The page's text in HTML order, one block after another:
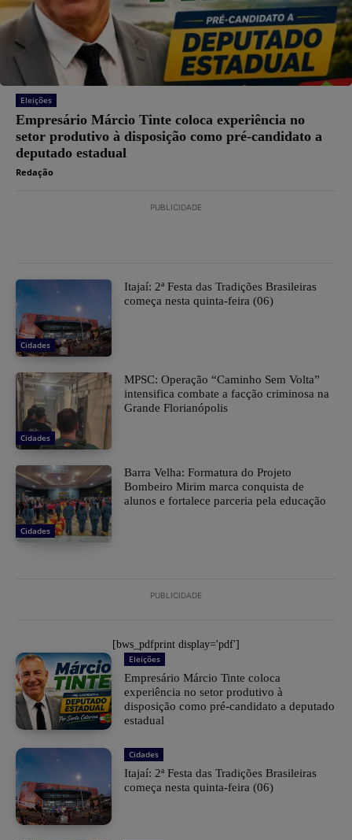
Eleições
Empresário Márcio Tinte coloca experiência no
setor produtivo à disposição como pré-candidato a
deputado estadual
Redação
PUBLICIDADE
Cidades
​Itajaí: 2ª Festa das Tradições Brasileiras
começa nesta quinta-feira (06)
Cidades
MPSC: Operação “Caminho Sem Volta”
intensifica combate a facção criminosa na
Grande Florianópolis
Cidades
Barra Velha: Formatura do Projeto
Bombeiro Mirim marca conquista de
alunos e fortalece parceria pela educação
PUBLICIDADE
[bws_pdfprint display='pdf']
Eleições
Empresário Márcio Tinte coloca
experiência no setor produtivo à
disposição como pré-candidato a deputado
estadual
Cidades
​Itajaí: 2ª Festa das Tradições Brasileiras
começa nesta quinta-feira (06)